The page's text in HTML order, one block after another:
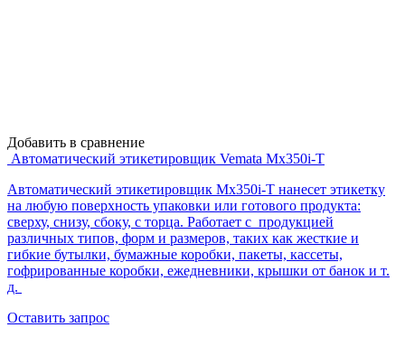
Добавить в сравнение
Автоматический этикетировщик Vemata Mx350i-T
Автоматический этикетировщик Mx350i-T нанесет этикетку
на любую поверхность упаковки или готового продукта:
сверху, снизу, сбоку, с торца. Работает с продукцией
различных типов, форм и размеров, таких как жесткие и
гибкие бутылки, бумажные коробки, пакеты, кассеты,
гофрированные коробки, ежедневники, крышки от банок и т.
д.
Оставить запрос